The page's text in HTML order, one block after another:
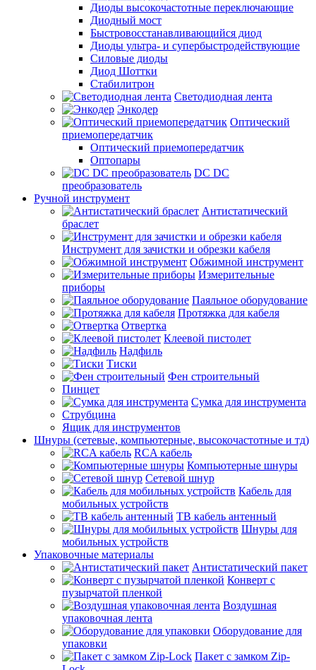
Диоды высокочастотные переключающие
Диодный мост
Быстровосстанавливающийся диод
Диоды ультра- и супербыстродействующие
Силовые диоды
Диод Шоттки
Стабилитрон
Светодиодная лента
Энкодер
Оптический
приемопередатчик
Оптический приемопередатчик
Оптопары
DC DC
преобразователь
Ручной инструмент
Антистатический
браслет
Инструмент для зачистки и обрезки кабеля
Обжимной инструмент
Измерительные
приборы
Паяльное оборудование
Протяжка для кабеля
Отвертка
Клеевой пистолет
Надфиль
Тиски
Фен строительный
Пинцет
Сумка для инструмента
Струбцина
Ящик для инструментов
Шнуры (сетевые, компьютерные, высокочастотные и тд)
RCA кабель
Компьютерные шнуры
Сетевой шнур
Кабель для
мобильных устройств
ТВ кабель антенный
Шнуры для
мобильных устройств
Упаковочные материалы
Антистатический пакет
Конверт с
пузырчатой пленкой
Воздушная
упаковочная лента
Оборудование для
упаковки
Пакет с замком Zip-